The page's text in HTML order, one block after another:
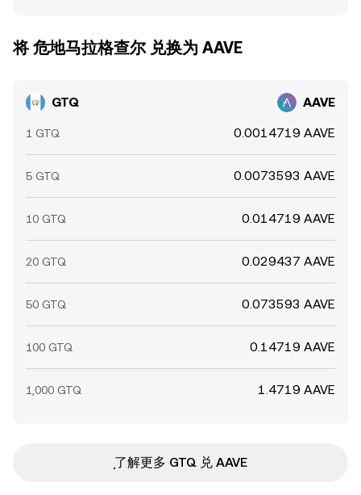
将 危地马拉格查尔 兑换为 AAVE
GTQ AAVE
1 GTQ 0.0014719 AAVE
5 GTQ 0.0073593 AAVE
10 GTQ 0.014719 AAVE
20 GTQ 0.029437 AAVE
50 GTQ 0.073593 AAVE
100 GTQ 0.14719 AAVE
1,000 GTQ 1.4719 AAVE
ִִִִִִִִִִִִִִִִִִִִִִִִִִִִִִִִִִִִִִִִִִִִִִִ了解更多 GTQ 兑 AAVE